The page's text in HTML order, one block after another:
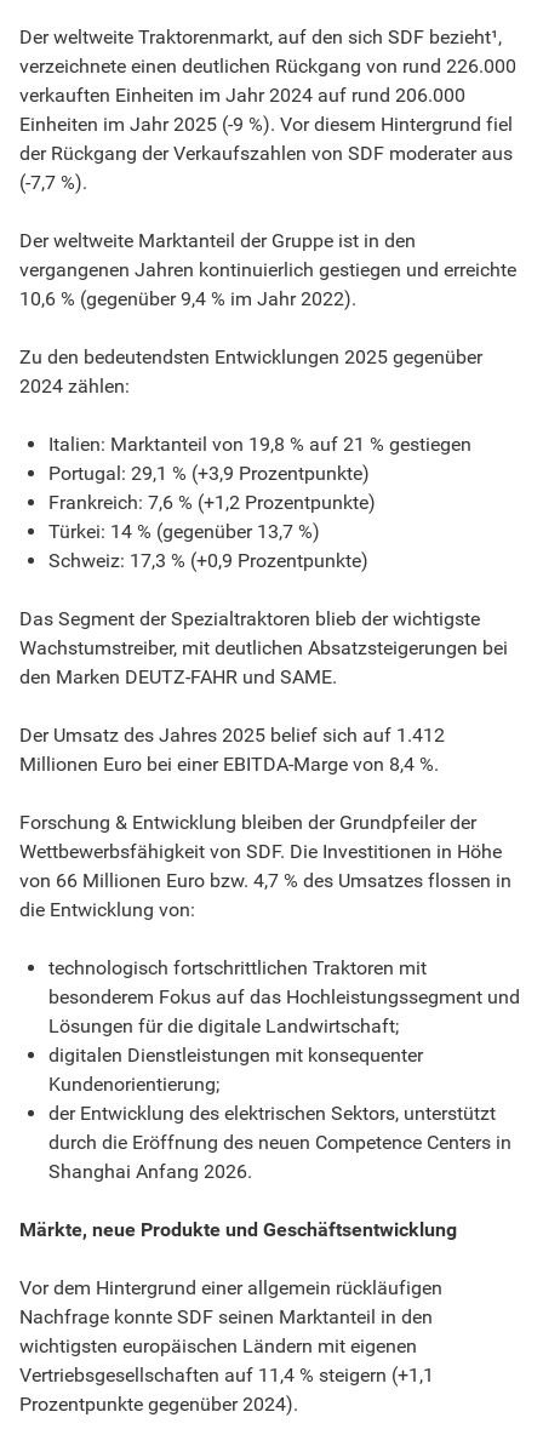
Der weltweite Traktorenmarkt, auf den sich SDF bezieht¹,
verzeichnete einen deutlichen Rückgang von rund 226.000
verkauften Einheiten im Jahr 2024 auf rund 206.000
Einheiten im Jahr 2025 (-9 %). Vor diesem Hintergrund fiel
der Rückgang der Verkaufszahlen von SDF moderater aus
(-7,7 %).
Der weltweite Marktanteil der Gruppe ist in den
vergangenen Jahren kontinuierlich gestiegen und erreichte
10,6 % (gegenüber 9,4 % im Jahr 2022).
Zu den bedeutendsten Entwicklungen 2025 gegenüber
2024 zählen:
Italien: Marktanteil von 19,8 % auf 21 % gestiegen
Portugal: 29,1 % (+3,9 Prozentpunkte)
Frankreich: 7,6 % (+1,2 Prozentpunkte)
Türkei: 14 % (gegenüber 13,7 %)
Schweiz: 17,3 % (+0,9 Prozentpunkte)
Das Segment der Spezialtraktoren blieb der wichtigste
Wachstumstreiber, mit deutlichen Absatzsteigerungen bei
den Marken DEUTZ-FAHR und SAME.
Der Umsatz des Jahres 2025 belief sich auf 1.412
Millionen Euro bei einer EBITDA-Marge von 8,4 %.
Forschung & Entwicklung bleiben der Grundpfeiler der
Wettbewerbsfähigkeit von SDF. Die Investitionen in Höhe
von 66 Millionen Euro bzw. 4,7 % des Umsatzes flossen in
die Entwicklung von:
technologisch fortschrittlichen Traktoren mit
besonderem Fokus auf das Hochleistungssegment und
Lösungen für die digitale Landwirtschaft;
digitalen Dienstleistungen mit konsequenter
Kundenorientierung;
der Entwicklung des elektrischen Sektors, unterstützt
durch die Eröffnung des neuen Competence Centers in
Shanghai Anfang 2026.
Märkte, neue Produkte und Geschäftsentwicklung
Vor dem Hintergrund einer allgemein rückläufigen
Nachfrage konnte SDF seinen Marktanteil in den
wichtigsten europäischen Ländern mit eigenen
Vertriebsgesellschaften auf 11,4 % steigern (+1,1
Prozentpunkte gegenüber 2024).